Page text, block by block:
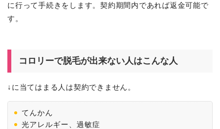
に行って手続きをします。契約期間内であれば返金可能で
す。
コロリーで脱毛が出来ない人はこんな人
↓に当てはまる人は契約できません。
てんかん
光アレルギー、過敏症